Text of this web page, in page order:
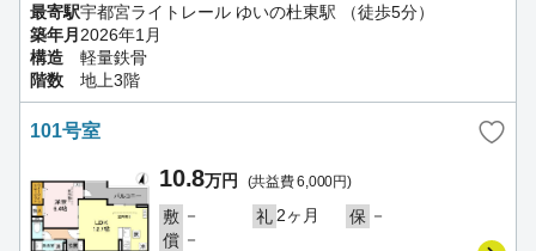
最寄駅宇都宮ライトレール ゆいの杜東駅 （徒歩5分）
築年月 2026年1月
構造
軽量鉄骨
階数
地上3階
101号室
10.8万円 (共益費 6,000円)
敷 － 礼 2ヶ月 保 －
償 －